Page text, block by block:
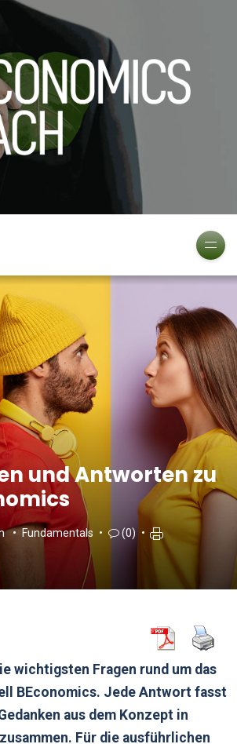
und Antworten zu
Fundamentals (0)
wichtigsten Fragen rund um das
BEconomics. Jede Antwort fasst
aus dem Konzept in
men. Für die ausführlichen